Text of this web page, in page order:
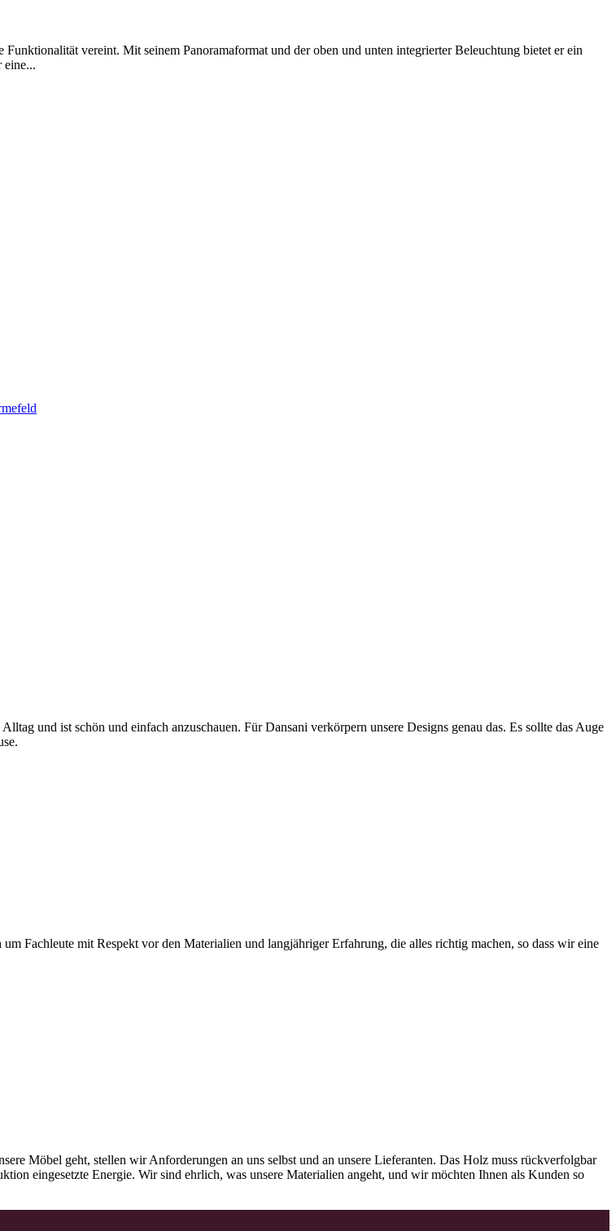
vereint. Mit seinem Panoramaformat und der oben und unten integrierter Beleuchtung bietet er ein
eine...
und ist schön und einfach anzuschauen. Für Dansani verkörpern unsere Designs genau das. Es sollte das Auge
Fachleute mit Respekt vor den Materialien und langjähriger Erfahrung, die alles richtig machen, so dass wir eine
Möbel geht, stellen wir Anforderungen an uns selbst und an unsere Lieferanten. Das Holz muss rückverfolgbar
eingesetzte Energie. Wir sind ehrlich, was unsere Materialien angeht, und wir möchten Ihnen als Kunden so